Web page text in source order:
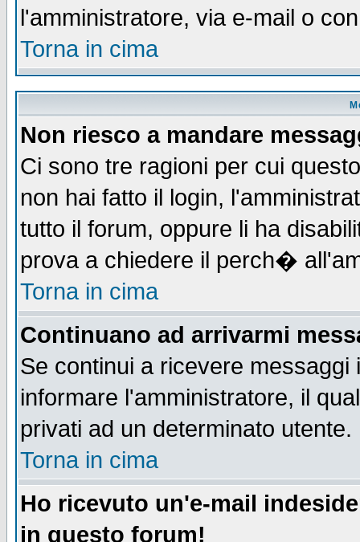
l'amministratore, via e-mail o
Torna in cima
Non riesco a mandare
Ci sono tre ragioni per cui
non hai fatto il login,
tutto il forum, oppure li ha
prova a chiedere il perch�
Torna in cima
Continuano ad arrivarmi
Se continui a ricevere
informare l'amministratore, il
privati ad un determinato utente.
Torna in cima
Ho ricevuto un'e-mail
in questo forum!